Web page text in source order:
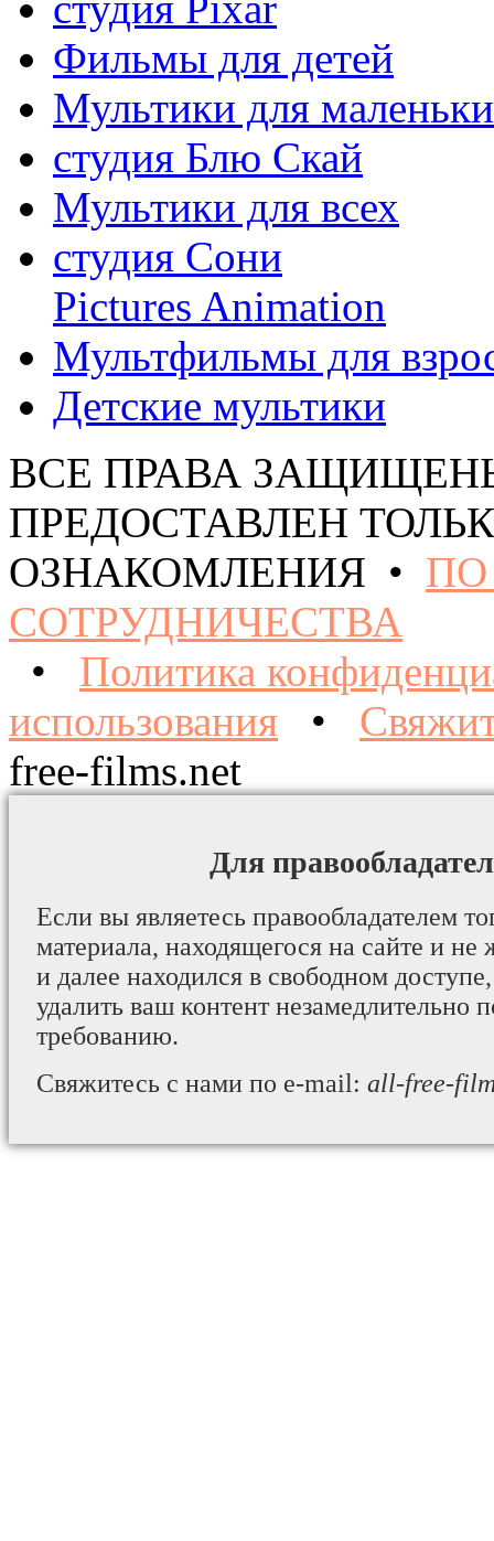
Фильмы для детей
Мультики для
студия Блю Скай
Мультики для всех
студия Сони
Pictures Animation
Мультфильмы для
Детские мультики
ВСЕ ПРАВА
ПРЕДОСТАВЛЕН
ОЗНАКОМЛЕНИЯ •
СОТРУДНИЧЕСТВА
• Политика
использования •
free-films.net
Для
Если вы являетесь правообладателем
материала, находящегося на сайте и не
и далее находился в свободном
удалить ваш контент незамедлительно
требованию.
Свяжитесь с нами по e-mail: all-free-